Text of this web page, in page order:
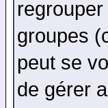
groupes
peut se
de gérer